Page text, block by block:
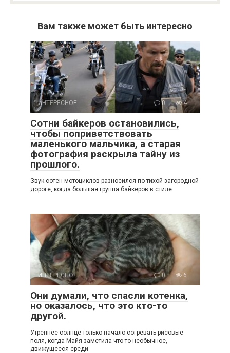
Вам также может быть интересно
ИНТЕРЕСНОЕ 0 4
Сотни байкеров остановились,
чтобы поприветствовать
маленького мальчика, а старая
фотография раскрыла тайну из
прошлого.
Звук сотен мотоциклов разносился по тихой загородной
дороге, когда большая группа байкеров в стиле
ИНТЕРЕСНОЕ 0 6
Они думали, что спасли котенка,
но оказалось, что это кто-то
другой.
Утреннее солнце только начало согревать рисовые
поля, когда Майя заметила что-то необычное,
движущееся среди